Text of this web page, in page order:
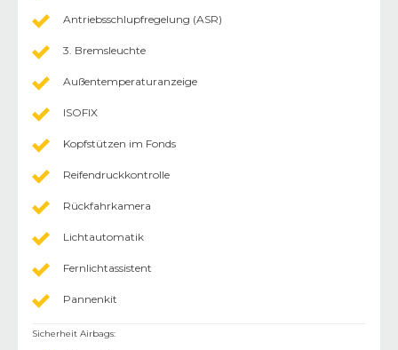
Antriebsschlupfregelung (ASR)
3. Bremsleuchte
Außentemperaturanzeige
ISOFIX
Kopfstützen im Fonds
Reifendruckkontrolle
Rückfahrkamera
Lichtautomatik
Fernlichtassistent
Pannenkit
Sicherheit Airbags: